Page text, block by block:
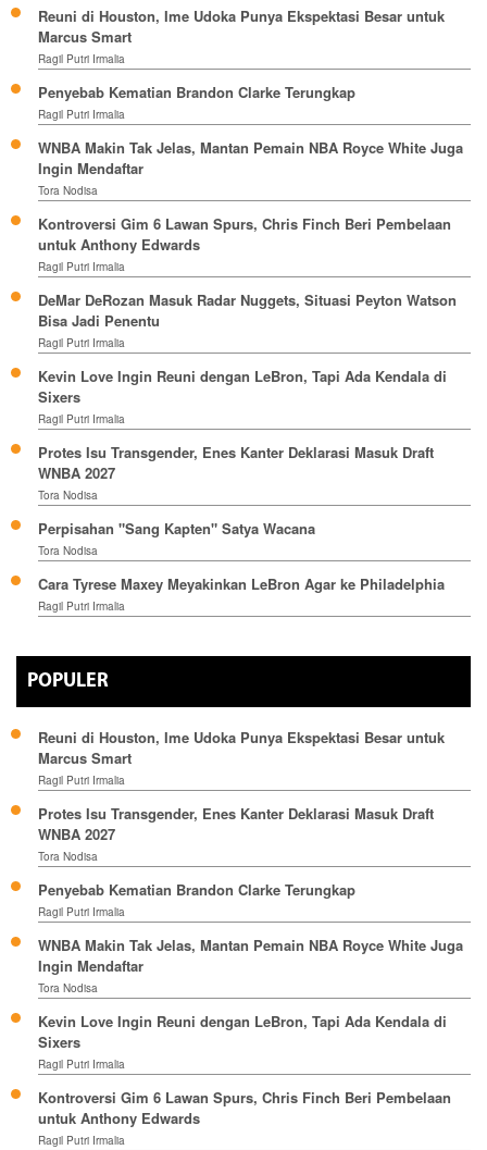
Reuni di Houston, Ime Udoka Punya Ekspektasi Besar untuk
Marcus Smart
Ragil Putri Irmalia
Penyebab Kematian Brandon Clarke Terungkap
Ragil Putri Irmalia
WNBA Makin Tak Jelas, Mantan Pemain NBA Royce White Juga
Ingin Mendaftar
Tora Nodisa
Kontroversi Gim 6 Lawan Spurs, Chris Finch Beri Pembelaan
untuk Anthony Edwards
Ragil Putri Irmalia
DeMar DeRozan Masuk Radar Nuggets, Situasi Peyton Watson
Bisa Jadi Penentu
Ragil Putri Irmalia
Kevin Love Ingin Reuni dengan LeBron, Tapi Ada Kendala di
Sixers
Ragil Putri Irmalia
Protes Isu Transgender, Enes Kanter Deklarasi Masuk Draft
WNBA 2027
Tora Nodisa
Perpisahan "Sang Kapten" Satya Wacana
Tora Nodisa
Cara Tyrese Maxey Meyakinkan LeBron Agar ke Philadelphia
Ragil Putri Irmalia
POPULER
Reuni di Houston, Ime Udoka Punya Ekspektasi Besar untuk
Marcus Smart
Ragil Putri Irmalia
Protes Isu Transgender, Enes Kanter Deklarasi Masuk Draft
WNBA 2027
Tora Nodisa
Penyebab Kematian Brandon Clarke Terungkap
Ragil Putri Irmalia
WNBA Makin Tak Jelas, Mantan Pemain NBA Royce White Juga
Ingin Mendaftar
Tora Nodisa
Kevin Love Ingin Reuni dengan LeBron, Tapi Ada Kendala di
Sixers
Ragil Putri Irmalia
Kontroversi Gim 6 Lawan Spurs, Chris Finch Beri Pembelaan
untuk Anthony Edwards
Ragil Putri Irmalia